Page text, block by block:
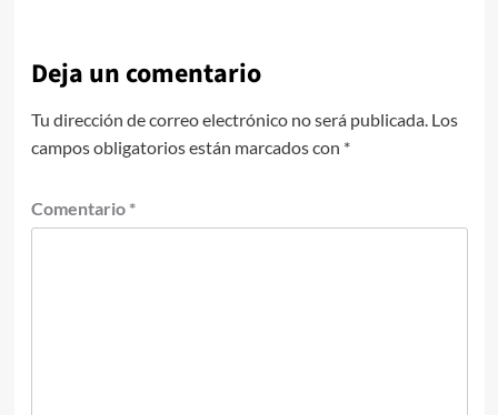
Deja un comentario
Tu dirección de correo electrónico no será publicada. Los
campos obligatorios están marcados con *
Comentario *